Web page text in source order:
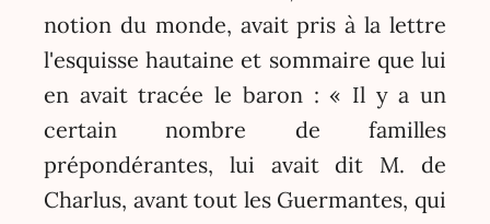
notion du monde, avait pris à la lettre
l'esquisse hautaine et sommaire que lui
en avait tracée le baron : « Il y a un
certain nombre de familles
prépondérantes, lui avait dit M. de
Charlus, avant tout les Guermantes, qui